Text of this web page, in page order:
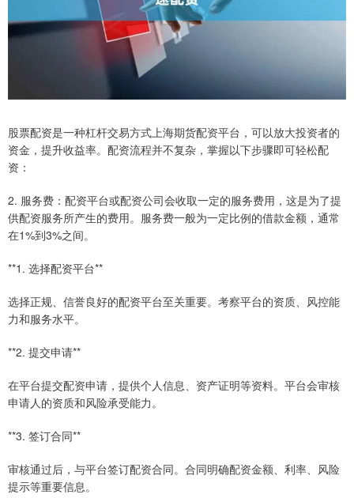
股票配资是一种杠杆交易方式上海期货配资平台，可以放大投资者的
资金，提升收益率。配资流程并不复杂，掌握以下步骤即可轻松配
资：
2. 服务费：配资平台或配资公司会收取一定的服务费用，这是为了提
供配资服务所产生的费用。服务费一般为一定比例的借款金额，通常
在1%到3%之间。
**1. 选择配资平台**
选择正规、信誉良好的配资平台至关重要。考察平台的资质、风控能
力和服务水平。
**2. 提交申请**
在平台提交配资申请，提供个人信息、资产证明等资料。平台会审核
申请人的资质和风险承受能力。
**3. 签订合同**
审核通过后，与平台签订配资合同。合同明确配资金额、利率、风险
提示等重要信息。